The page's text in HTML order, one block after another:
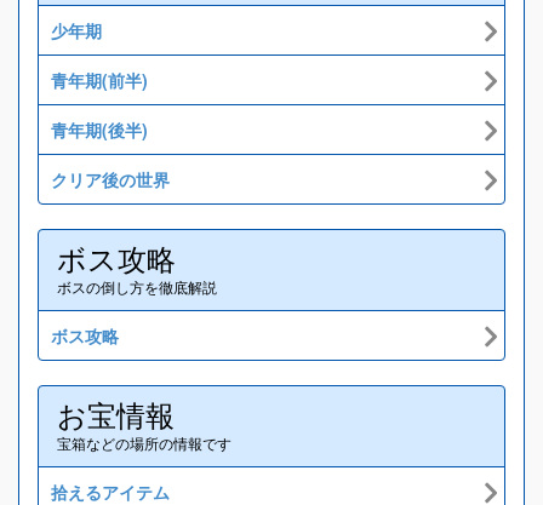
少年期
青年期(前半)
青年期(後半)
クリア後の世界
ボス攻略
ボスの倒し方を徹底解説
ボス攻略
お宝情報
宝箱などの場所の情報です
拾えるアイテム